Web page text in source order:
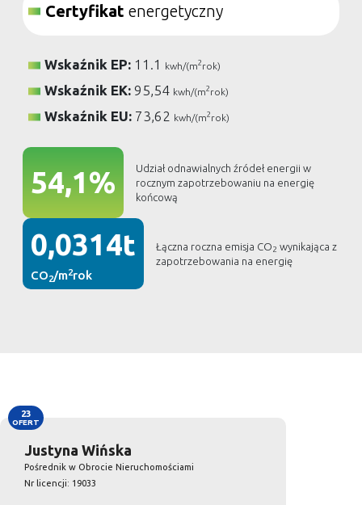
Certyfikat energetyczny
Wskaźnik EP: 11.1 kwh/(m2 rok)
Wskaźnik EK: 95,54 kwh/(m2 rok)
Wskaźnik EU: 73,62 kwh/(m2 rok)
54,1%
Udział odnawialnych źródeł energii w
rocznym zapotrzebowaniu na energię
końcową
0,0314t
CO2/m2rok
Łączna roczna emisja CO2 wynikająca z
zapotrzebowania na energię
Justyna Wińska
Pośrednik w Obrocie Nieruchomościami
Nr licencji: 19033
23
OFERT